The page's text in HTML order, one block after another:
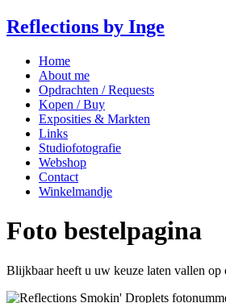
Reflections by Inge
Home
About me
Opdrachten / Requests
Kopen / Buy
Exposities & Markten
Links
Studiofotografie
Webshop
Contact
Winkelmandje
Foto bestelpagina
Blijkbaar heeft u uw keuze laten vallen op